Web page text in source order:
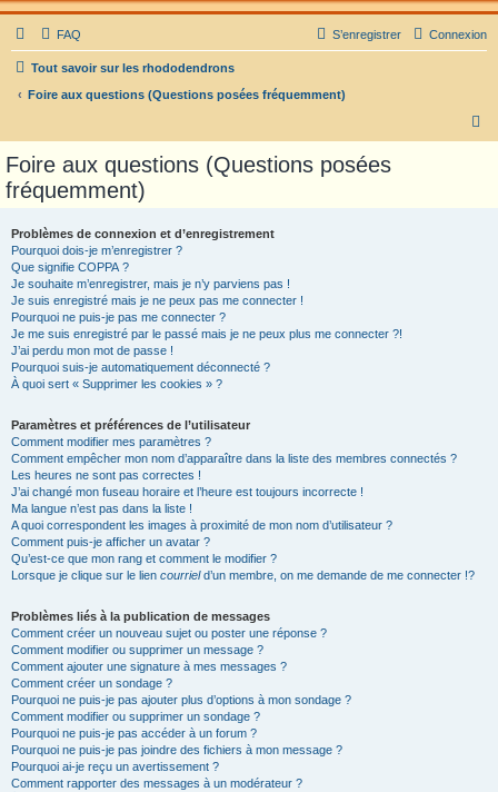
FAQ Connexion
S’enregistrer
Tout savoir sur les rhododendrons
Foire aux questions (Questions posées fréquemment)
Foire aux questions (Questions posées
fréquemment)
Problèmes de connexion et d’enregistrement
Pourquoi dois-je m’enregistrer ?
Que signifie COPPA ?
Je souhaite m’enregistrer, mais je n’y parviens pas !
Je suis enregistré mais je ne peux pas me connecter !
Pourquoi ne puis-je pas me connecter ?
Je me suis enregistré par le passé mais je ne peux plus me connecter ?!
J’ai perdu mon mot de passe !
Pourquoi suis-je automatiquement déconnecté ?
À quoi sert « Supprimer les cookies » ?
Paramètres et préférences de l’utilisateur
Comment modifier mes paramètres ?
Comment empêcher mon nom d’apparaître dans la liste des membres connectés ?
Les heures ne sont pas correctes !
J’ai changé mon fuseau horaire et l’heure est toujours incorrecte !
Ma langue n’est pas dans la liste !
A quoi correspondent les images à proximité de mon nom d’utilisateur ?
Comment puis-je afficher un avatar ?
Qu’est-ce que mon rang et comment le modifier ?
Lorsque je clique sur le lien courrield’un membre, on me demande de me connecter !?
Problèmes liés à la publication de messages
Comment créer un nouveau sujet ou poster une réponse ?
Comment modifier ou supprimer un message ?
Comment ajouter une signature à mes messages ?
Comment créer un sondage ?
Pourquoi ne puis-je pas ajouter plus d’options à mon sondage ?
Comment modifier ou supprimer un sondage ?
Pourquoi ne puis-je pas accéder à un forum ?
Pourquoi ne puis-je pas joindre des fichiers à mon message ?
Pourquoi ai-je reçu un avertissement ?
Comment rapporter des messages à un modérateur ?